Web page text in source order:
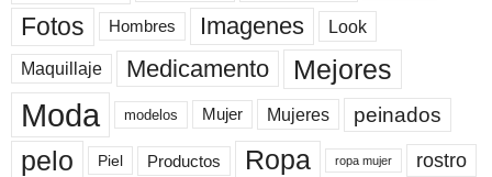
Fotos Hombres Imagenes Look
Maquillaje Medicamento Mejores
Moda modelos Mujer Mujeres peinados
pelo Piel Productos Ropa ropa mujer rostro